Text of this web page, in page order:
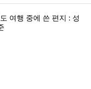
여행 중에 쓴 편지 : 성